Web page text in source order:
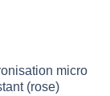
micro
(rose)